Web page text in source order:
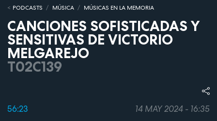
PODCASTS MÚSICA MÚSICAS EN LA MEMORIA
CANCIONES SOFISTICADAS Y
SENSITIVAS DE VICTORIO
MELGAREJO
T02C139
56:23 14 MAY 2024 - 16:35